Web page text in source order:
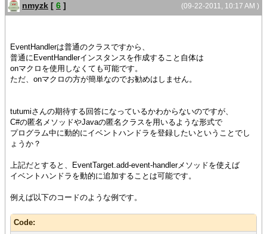
(09-22-2011, 10:17 AM )
nmyzk [ 6 ]
EventHandlerは普通のクラスですから、
普通にEventHandlerインスタンスを作成すること自体は
onマクロを使用しなくても可能です。
ただ、onマクロの方が簡単なのでお勧めはしません。
tutumiさんの期待する回答になっているかわからないのですが、
C#の匿名メソッドやJavaの匿名クラスを用いるような形式で
プログラム中に動的にイベントハンドラを登録したいということでし
ょうか？
上記だとすると、EventTarget.add-event-handlerメソッドを使えば
イベントハンドラを動的に追加することは可能です。
例えば以下のコードのような例です。
Code: